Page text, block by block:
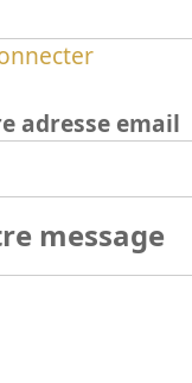
adresse email
message